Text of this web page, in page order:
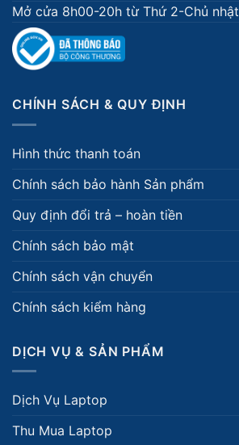
Mở cửa 8h00-20h từ Thứ 2-Chủ nhật
CHÍNH SÁCH & QUY ĐỊNH
Hình thức thanh toán
Chính sách bảo hành Sản phẩm
Quy định đổi trả – hoàn tiền
Chính sách bảo mật
Chính sách vận chuyển
Chính sách kiểm hàng
DỊCH VỤ & SẢN PHẨM
Dịch Vụ Laptop
Thu Mua Laptop